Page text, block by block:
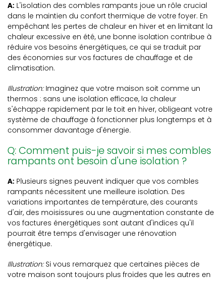
A: L'isolation des combles rampants joue un rôle crucial
dans le maintien du confort thermique de votre foyer. En
empêchant les pertes de chaleur en hiver et en limitant la
chaleur excessive en été, une bonne isolation contribue à
réduire vos besoins énergétiques, ce qui se traduit par
des économies sur vos factures de chauffage et de
climatisation.
Illustration:Imaginez que votre maison soit comme un
thermos : sans une isolation efficace, la chaleur
s'échappe rapidement par le toit en hiver, obligeant votre
système de chauffage à fonctionner plus longtemps et à
consommer davantage d'énergie.
Q: Comment puis-je savoir si mes combles
rampants ont besoin d'une isolation ?
A: Plusieurs signes peuvent indiquer que vos combles
rampants nécessitent une meilleure isolation. Des
variations importantes de température, des courants
d'air, des moisissures ou une augmentation constante de
vos factures énergétiques sont autant d'indices qu'il
pourrait être temps d'envisager une rénovation
énergétique.
Illustration:Si vous remarquez que certaines pièces de
votre maison sont toujours plus froides que les autres en